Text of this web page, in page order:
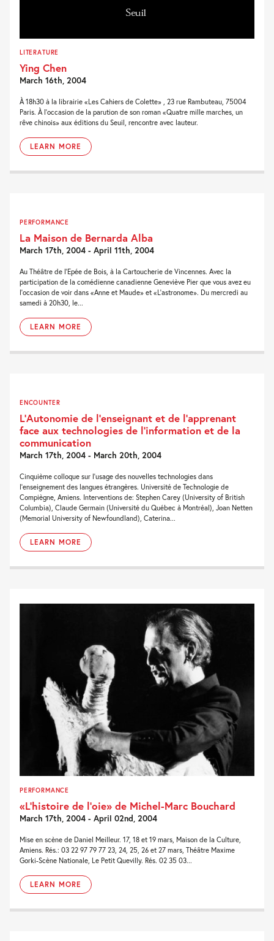
LITERATURE
Ying Chen
March 16th, 2004
À 18h30 à la librairie «Les Cahiers de Colette» , 23 rue Rambuteau, 75004
Paris. À l'occasion de la parution de son roman «Quatre mille marches, un
rêve chinois» aux éditions du Seuil, rencontre avec lauteur.
LEARN MORE
PERFORMANCE
La Maison de Bernarda Alba
March 17th, 2004 - April 11th, 2004
Au Théâtre de l'Epée de Bois, à la Cartoucherie de Vincennes. Avec la
participation de la comédienne canadienne Geneviève Pier que vous avez eu
l'occasion de voir dans «Anne et Maude» et «L'astronome». Du mercredi au
samedi à 20h30, le...
LEARN MORE
ENCOUNTER
L’Autonomie de l’enseignant et de l’apprenant
face aux technologies de l’information et de la
communication
March 17th, 2004 - March 20th, 2004
Cinquième colloque sur l’usage des nouvelles technologies dans
l’enseignement des langues étrangères. Université de Technologie de
Compiègne, Amiens. Interventions de: Stephen Carey (University of British
Columbia), Claude Germain (Université du Québec à Montréal), Joan Netten
(Memorial University of Newfoundland), Caterina...
LEARN MORE
PERFORMANCE
«L’histoire de l’oie» de Michel-Marc Bouchard
March 17th, 2004 - April 02nd, 2004
Mise en scène de Daniel Meilleur. 17, 18 et 19 mars, Maison de la Culture,
Amiens. Rés.: 03 22 97 79 77 23, 24, 25, 26 et 27 mars, Théâtre Maxime
Gorki-Scène Nationale, Le Petit Quevilly. Rés. 02 35 03...
LEARN MORE